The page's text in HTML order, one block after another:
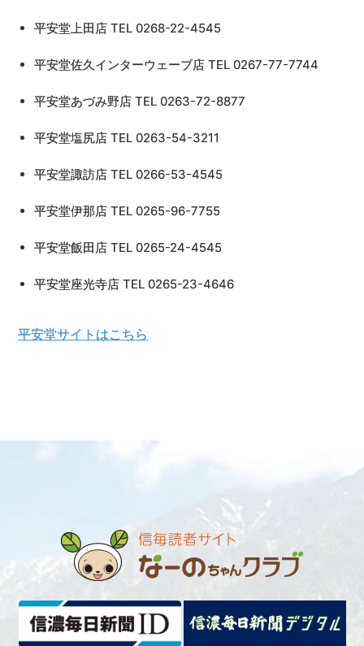
平安堂上田店 TEL 0268-22-4545
平安堂佐久インターウェーブ店 TEL 0267-77-7744
平安堂あづみ野店 TEL 0263-72-8877
平安堂塩尻店 TEL 0263-54-3211
平安堂諏訪店 TEL 0266-53-4545
平安堂伊那店 TEL 0265-96-7755
平安堂飯田店 TEL 0265-24-4545
平安堂座光寺店 TEL 0265-23-4646
平安堂サイトはこちら